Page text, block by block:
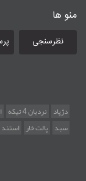
منو ها
نظرسنجی
دژپاد نردبان 4 تیکه
سبد پالت خار